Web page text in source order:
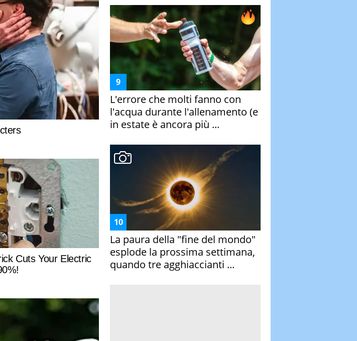
L'errore che molti fanno con
l'acqua durante l'allenamento (e
in estate è ancora più ...
La paura della "fine del mondo"
esplode la prossima settimana,
quando tre agghiaccianti ...